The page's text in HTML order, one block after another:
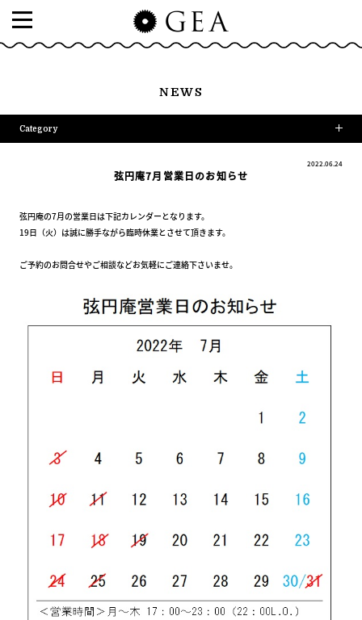
NEWS
Category
2022.06.24
弦円庵7月営業日のお知らせ
弦円庵の7月の営業日は下記カレンダーとなります。
19日（火）は誠に勝手ながら臨時休業とさせて頂きます。
ご予約のお問合せやご相談などお気軽にご連絡下さいませ。